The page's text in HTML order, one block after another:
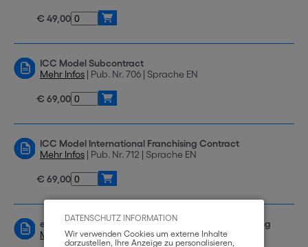
DATENSCHUTZ INFORMATION
Wir verwenden Cookies um externe Inhalte
darzustellen, Ihre Anzeige zu personalisieren,
€ 49,00
ICC Model Subcontract
Mehr Infos | Pub. Nr. 706 | Sprache EN
€ 69,00
ICC Model International Franchising Contract
Mehr Infos | Pub. Nr. 712 | Sprache EN
€ 69,00
eBook: ICC Model Contract International Franchising
Mehr Infos| Pub. Nr. e-839 | Sprache EN